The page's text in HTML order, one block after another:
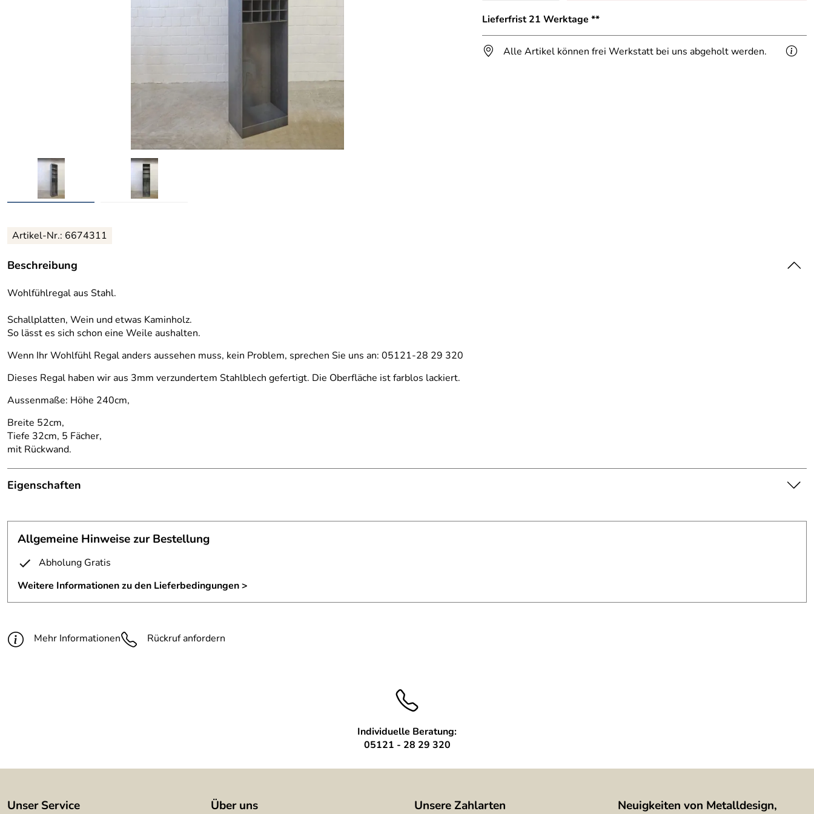
Lieferfrist 21 Werktage **
Alle Artikel können frei Werkstatt bei uns abgeholt werden.
Artikel-Nr.: 6674311
Beschreibung
Wohlfühlregal aus Stahl.
Schallplatten, Wein und etwas Kaminholz.
So lässt es sich schon eine Weile aushalten.
Wenn Ihr Wohlfühl Regal anders aussehen muss, kein Problem, sprechen Sie uns an: 05121-28 29 320
Dieses Regal haben wir aus 3mm verzundertem Stahlblech gefertigt. Die Oberfläche ist farblos lackiert.
Aussenmaße: Höhe 240cm,
Breite 52cm,
Tiefe 32cm, 5 Fächer,
mit Rückwand.
Eigenschaften
Maße:
HBT ca. 240x52x32 cm
Material:
Fertigungsverfahren:
Stahl punktuell geschweißt
Oberfläche:
mit klarem Zaponlack lackiert
Allgemeine Hinweise zur Bestellung
Abholung Gratis
Weitere Informationen zu den Lieferbedingungen >
Mehr Informationen Rückruf anfordern
Individuelle Beratung:
05121 - 28 29 320
Unser Service Über uns Unsere Zahlarten
Neuigkeiten von Metalldesign,